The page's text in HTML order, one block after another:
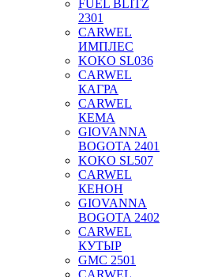
FUEL BLITZ
2301
CARWEL
ИМПЛЕС
KOKO SL036
CARWEL
КАГРА
CARWEL
КЕМА
GIOVANNA
BOGOTA 2401
KOKO SL507
CARWEL
КЕНОН
GIOVANNA
BOGOTA 2402
CARWEL
КУТЫР
GMC 2501
CARWEL